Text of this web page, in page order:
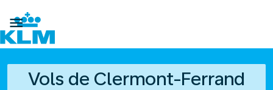

Vols de Clermont-Ferrand